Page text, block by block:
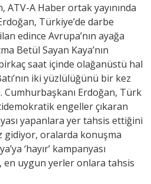
ATV-A Haber ortak yayınında
Türkiye’de darbe
edince Avrupa’nın ayağa
Betül Sayan Kaya’nın
saat içinde olağanüstü hal
iki yüzlülüğünü bir kez
Cumhurbaşkanı Erdoğan, Türk
engeller çıkaran
yapanlara yer tahsis ettiğini
gidiyor, oralarda konuşma
‘hayır’ kampanyası
uygun yerler onlara tahsis